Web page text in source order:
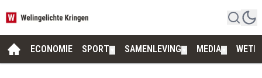
ECONOMIE SPORT SAMENLEVING MEDIA